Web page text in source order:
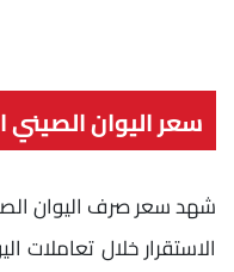
سعر اليوان الصيني
شهد سعر صرف اليوان